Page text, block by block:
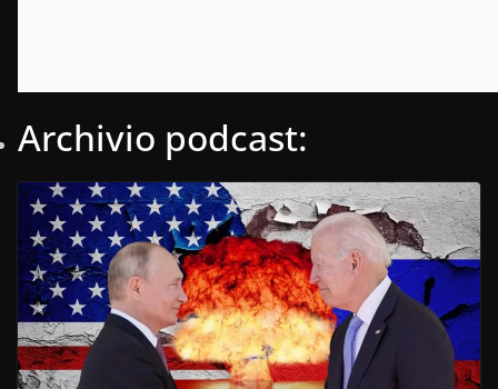
Archivio podcast: